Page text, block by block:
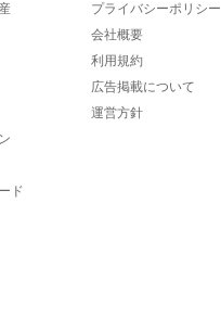
ド
プライバシーポリシー
会社概要
利用規約
広告掲載について
運営方針